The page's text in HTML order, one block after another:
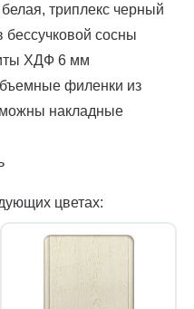
триплекс черный
бессучковой сосны
ХДФ 6 мм
филенки из
накладные
цветах: